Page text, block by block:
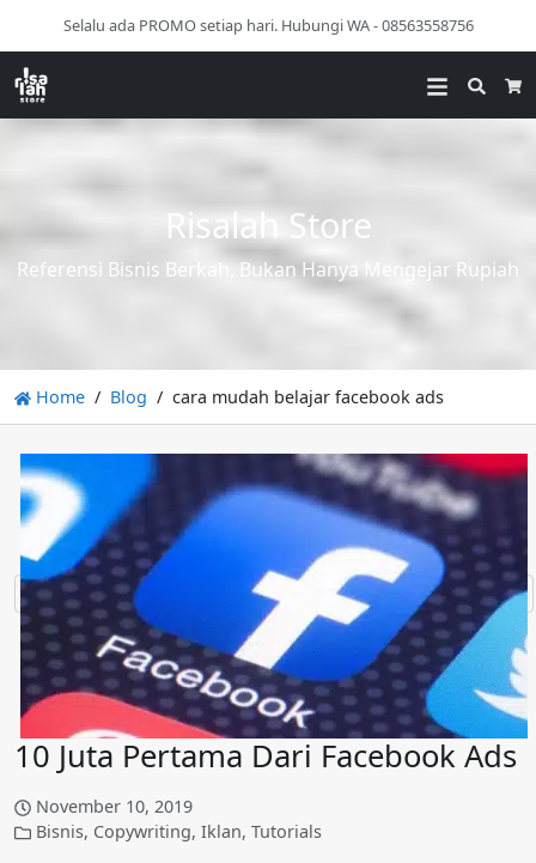
Selalu ada PROMO setiap hari. Hubungi WA - 08563558756
Risalah Store
Referensi Bisnis Berkah, Bukan Hanya Mengejar Rupiah
Home Blog cara mudah belajar facebook ads
10 Juta Pertama Dari Facebook Ads
November 10, 2019
Bisnis, Copywriting,Iklan,Tutorials